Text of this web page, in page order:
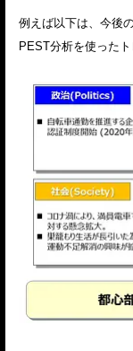
例えば以下は、今後
PEST分析を使ったト